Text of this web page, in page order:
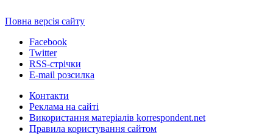
Повна версія сайту
Facebook
Twitter
RSS-стрічки
E-mail розсилка
Контакти
Реклама на сайті
Використання матеріалів korrespondent.net
Правила користування сайтом